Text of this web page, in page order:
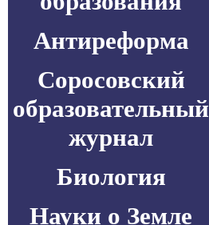
Антиреформа
Соросовский
образовательный
журнал
Биология
Науки о Земле